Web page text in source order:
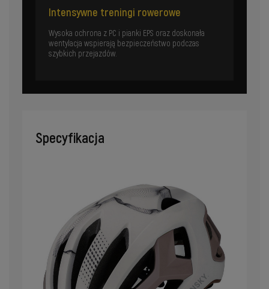
Intensywne treningi rowerowe
Wysoka ochrona z PC i pianki EPS oraz doskonała
wentylacja wspierają bezpieczeństwo podczas
szybkich przejazdów.
Specyfikacja